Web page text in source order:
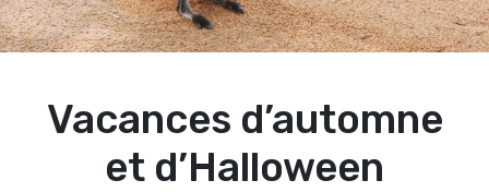
Vacances d’automne
et d’Halloween